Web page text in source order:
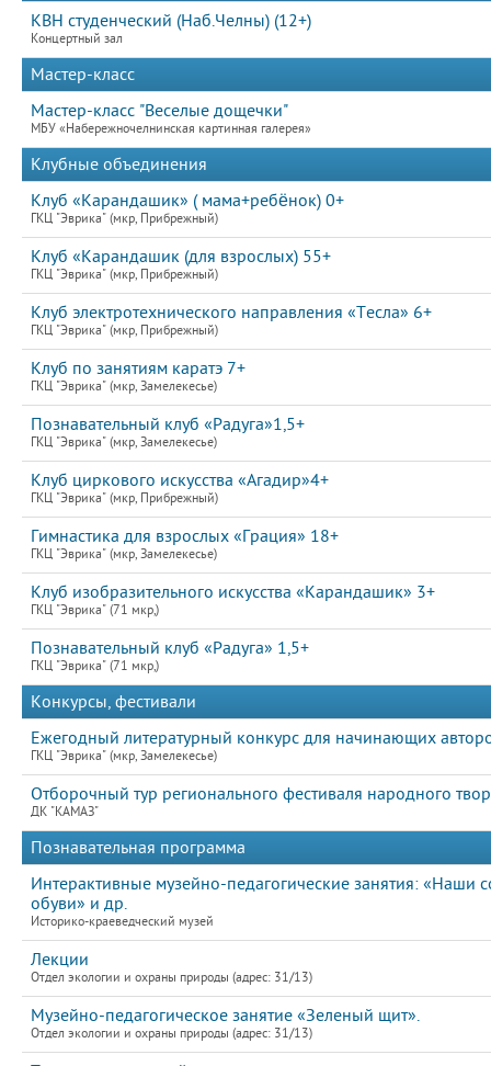
КВН студенческий (Наб.Челны) (12+)
Концертный зал
Мастер-класс
Мастер-класс "Веселые дощечки"
МБУ «Набережночелнинская картинная галерея»
Клубные объединения
Клуб «Карандашик» ( мама+ребёнок) 0+
ГКЦ "Эврика" (мкр, Прибрежный)
Клуб «Карандашик (для взрослых) 55+
ГКЦ "Эврика" (мкр, Прибрежный)
Клуб электротехнического направления «Тесла» 6+
ГКЦ "Эврика" (мкр, Прибрежный)
Клуб по занятиям каратэ 7+
ГКЦ "Эврика" (мкр, Замелекесье)
Познавательный клуб «Радуга»1,5+
ГКЦ "Эврика" (мкр, Замелекесье)
Клуб циркового искусства «Агадир»4+
ГКЦ "Эврика" (мкр, Прибрежный)
Гимнастика для взрослых «Грация» 18+
ГКЦ "Эврика" (мкр, Замелекесье)
Клуб изобразительного искусства «Карандашик» 3+
ГКЦ "Эврика" (71 мкр,)
Познавательный клуб «Радуга» 1,5+
ГКЦ "Эврика" (71 мкр,)
Конкурсы, фестивали
Ежегодный литературный конкурс для начинающих
ГКЦ "Эврика" (мкр, Замелекесье)
Отборочный тур регионального фестиваля народного
ДК "КАМАЗ"
Познавательная программа
Интерактивные музейно-педагогические занятия: «Наши
обуви» и др.
Историко-краеведческий музей
Лекции
Отдел экологии и охраны природы (адрес: 31/13)
Музейно-педагогическое занятие «Зеленый щит».
Отдел экологии и охраны природы (адрес: 31/13)